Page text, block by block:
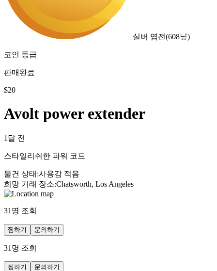
실버 엽전(608닢)
코인 등급
판매완료
$20
Avolt power extender
1달 전
스타일리쉬한 파워 코드
물건 상태 :사용감 적음
희망 거래 장소:Chatsworth, Los Angeles
31 명 조회
찜하기 문의하기
31 명 조회
찜하기 문의하기